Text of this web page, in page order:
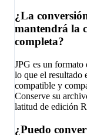
¿La
mantendrá la
completa?
JPG es un
lo que el resultado
compatible y
Conserve su
latitud de edición
¿Puedo